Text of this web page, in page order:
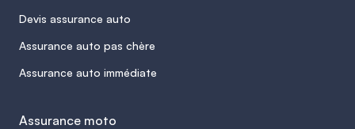
Devis assurance auto
Assurance auto pas chère
Assurance auto immédiate
Assurance moto